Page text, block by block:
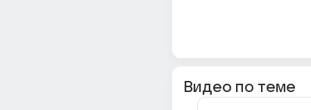
Видео по теме